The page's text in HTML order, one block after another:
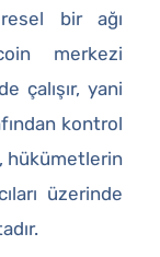
bir ağı
merkezi
çalışır, yani
kontrol
hükümetlerin
üzerinde